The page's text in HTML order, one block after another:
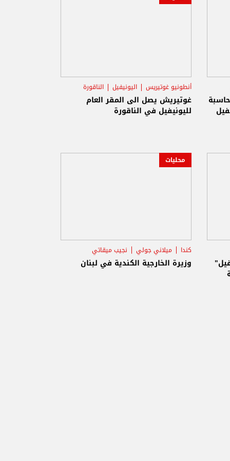
أنطونيو غوتيريس اليونيفيل الناقورة
غوتيريش يصل الى المقر العام
لليونيفيل في الناقورة
محليات
كندا ميلاني جولي نجيب ميقاتي
وزيرة الخارجية الكندية في لبنان